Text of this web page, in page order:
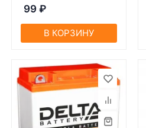
99 ₽
В КОРЗИНУ